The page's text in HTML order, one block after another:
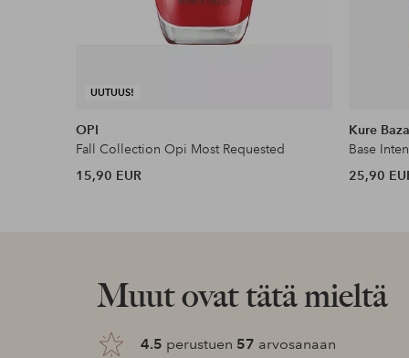
UUTUUS!
OPI
Fall Collection Opi Most Requested
15,90 EUR
Kure
Base
25,90
Muut ovat tätä mieltä
4.5 perustuen 57 arvosanaan